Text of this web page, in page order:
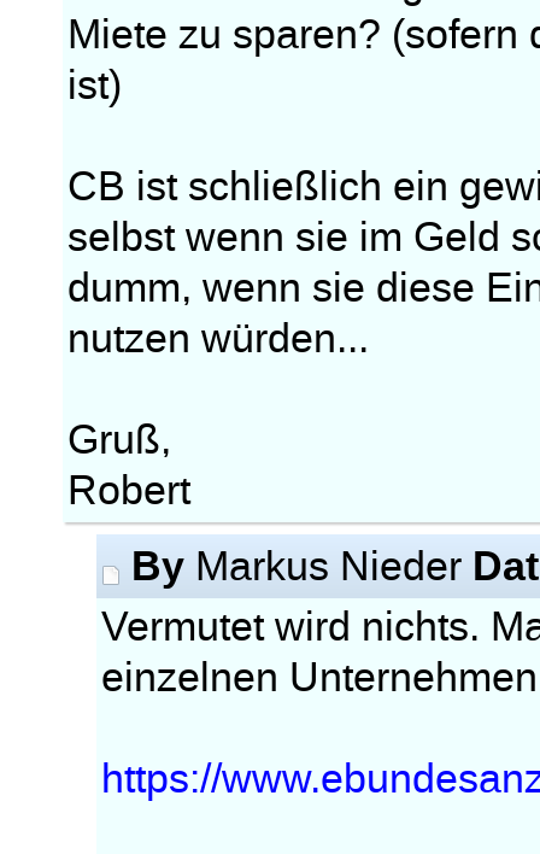
Miete zu sparen?
ist)
CB ist schließlich ein
selbst wenn sie im Geld
dumm, wenn sie diese
nutzen würden...
Gruß,
Robert
By Markus Nieder
Vermutet wird nichts.
einzelnen
https://